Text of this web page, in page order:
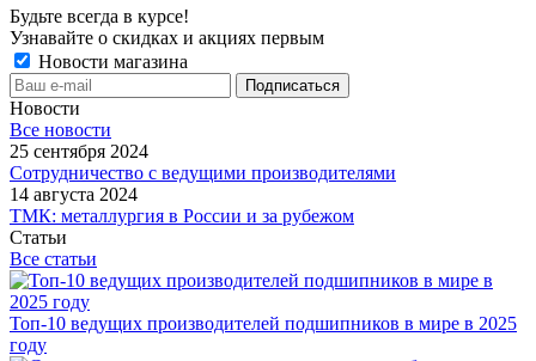
Будьте всегда в курсе!
Узнавайте о скидках и акциях первым
Новости магазина
Новости
Все новости
25 сентября 2024
Сотрудничество с ведущими производителями
14 августа 2024
ТМК: металлургия в России и за рубежом
Статьи
Все статьи
Топ-10 ведущих производителей подшипников в мире в 2025
году